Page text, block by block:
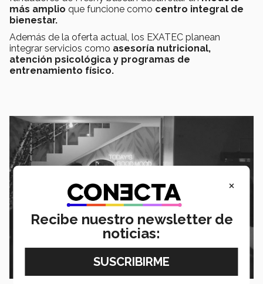
más amplio que funcione como centro integral de
bienestar.
Además de la oferta actual, los EXATEC planean
integrar servicios como asesoría nutricional,
atención psicológica y programas de
entrenamiento físico.
×
Recibe nuestro newsletter de
noticias: